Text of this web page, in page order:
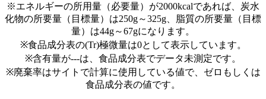
※エネルギーの所用量（必要量）が2000kcalであれば、炭水
化物の所要量（目標量）は250g～325g、脂質の所要量（目標
量）は44g～67gになります。
※食品成分表の(Tr)極微量は0として表示しています。
※含有量が---は、食品成分表でデータ未測定です。
※廃棄率はサイトで計算に使用している値で、ゼロもしくは
食品成分表の値です。